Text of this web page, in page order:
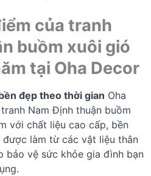
của tranh
buồm xuôi gió
tại Oha Decor
đẹp theo thời gian Oha
Nam Định thuận buồm
với chất liệu cao cấp, bền
làm từ các vật liệu thân
bảo vệ sức khỏe gia đình bạn